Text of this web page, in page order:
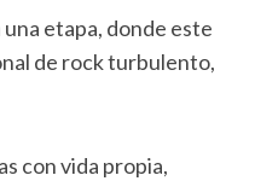
etapa, donde este
de rock turbulento,
con vida propia,